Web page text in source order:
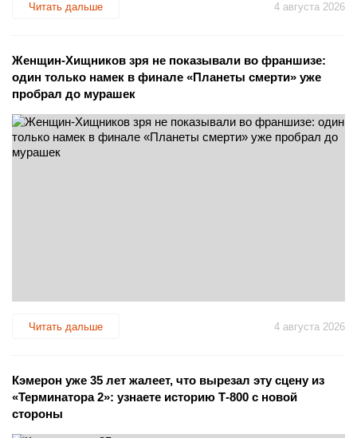
Читать дальше 4 августа 2026
Женщин-Хищников зря не показывали во франшизе:
один только намек в финале «Планеты смерти» уже
пробрал до мурашек
Читать дальше 4 августа 2026
Кэмерон уже 35 лет жалеет, что вырезал эту сцену из
«Терминатора 2»: узнаете историю Т-800 с новой
стороны